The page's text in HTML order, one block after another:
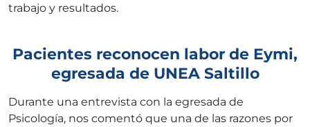
trabajo y resultados.
Pacientes reconocen labor de Eymi,
egresada de UNEA Saltillo
Durante una entrevista con la egresada de
Psicología, nos comentó que una de las razones por